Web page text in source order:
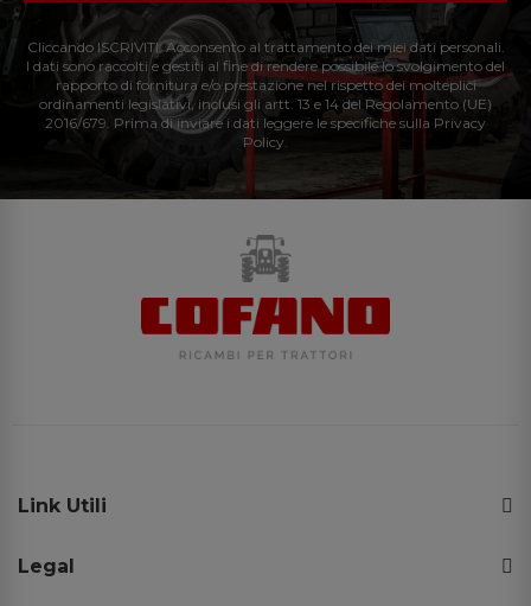
Cliccando ISCRIVITI: Acconsento al trattamento dei miei dati personali.
I dati sono raccolti e gestiti al fine di rendere possibile lo svolgimento del
rapporto di fornitura e/o prestazione nel rispetto dei molteplici
ordinamenti legislativi, inclusi gli artt. 13 e 14 del Regolamento (UE)
2016/679. Prima di inviare i dati leggere le specifiche sulla Privacy
Policy.
Link Utili
Legal